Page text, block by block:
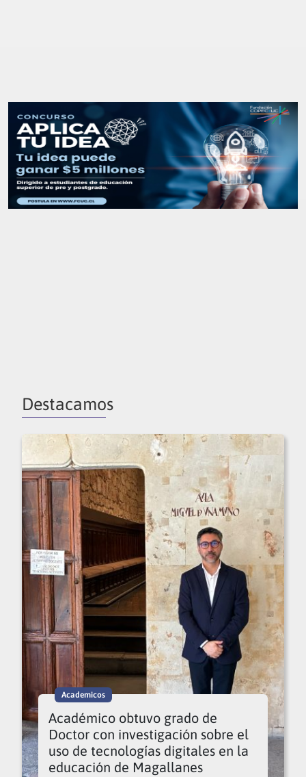
Destacamos
Academicos
Académico obtuvo grado de
Doctor con investigación sobre el
uso de tecnologías digitales en la
educación de Magallanes